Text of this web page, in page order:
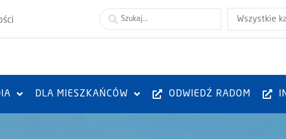
Wszystkie
DLA MIESZKAŃCÓW ODWIEDŹ RADOM